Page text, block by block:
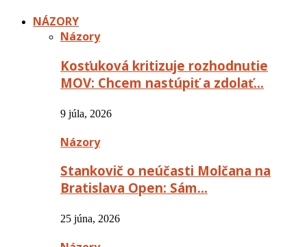
NÁZORY
Názory
Kosťuková kritizuje rozhodnutie
MOV: Chcem nastúpiť a zdolať…
9 júla, 2026
Názory
Stankovič o neúčasti Molčana na
Bratislava Open: Sám…
25 júna, 2026